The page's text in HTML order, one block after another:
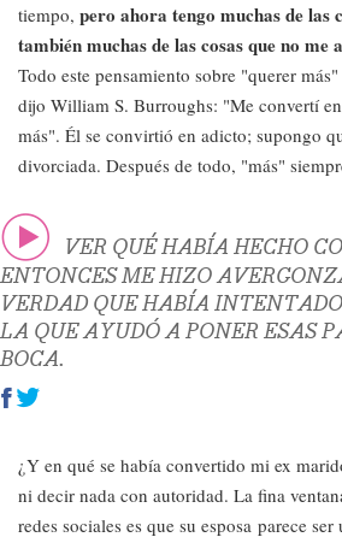
tiempo, pero ahora tengo muchas de las
también muchas de las cosas que no me
Todo este pensamiento sobre "querer
dijo William S. Burroughs: "Me convertí
más". Él se convirtió en adicto; supongo
divorciada. Después de todo, "más"
VER QUÉ HABÍA HECHO
ENTONCES ME HIZO
VERDAD QUE HABÍA
LA QUE AYUDÓ A PONER ESAS
BOCA.
¿Y en qué se había convertido mi ex
ni decir nada con autoridad. La fina
redes sociales es que su esposa parece